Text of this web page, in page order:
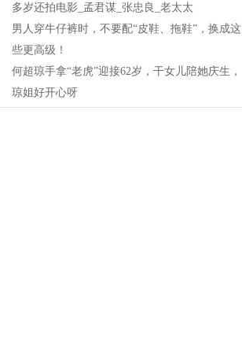
多岁还拍电影_孟君谋_张忠良_老太太
男人穿牛仔裤时，不要配“皮鞋、拖鞋”，换成这
些更高级！
何超琼手拿“老虎”迎接62岁，干女儿陪她庆生，
琼姐好开心呀